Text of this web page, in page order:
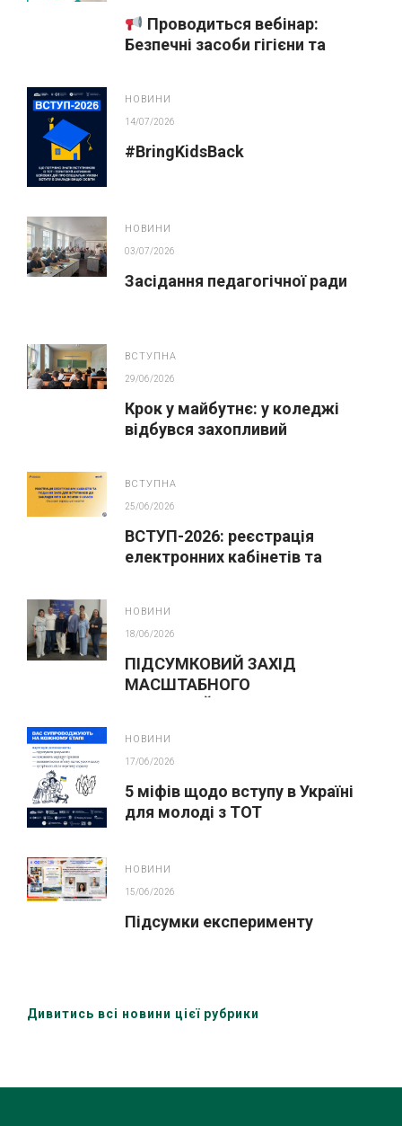
Проводиться вебінар:
Безпечні засоби гігієни та
НОВИНИ
14/07/2026
#BringKidsBack
НОВИНИ
03/07/2026
Засідання педагогічної ради
ВСТУПНА
29/06/2026
Крок у майбутнє: у коледжі
відбувся захопливий
ВСТУПНА
25/06/2026
ВСТУП-2026: реєстрація
електронних кабінетів та
НОВИНИ
18/06/2026
ПІДСУМКОВИЙ ЗАХІД
МАСШТАБНОГО
НОВИНИ
17/06/2026
5 міфів щодо вступу в Україні
для молоді з ТОТ
НОВИНИ
15/06/2026
Підсумки експерименту
Дивитись всі новини цієї рубрики